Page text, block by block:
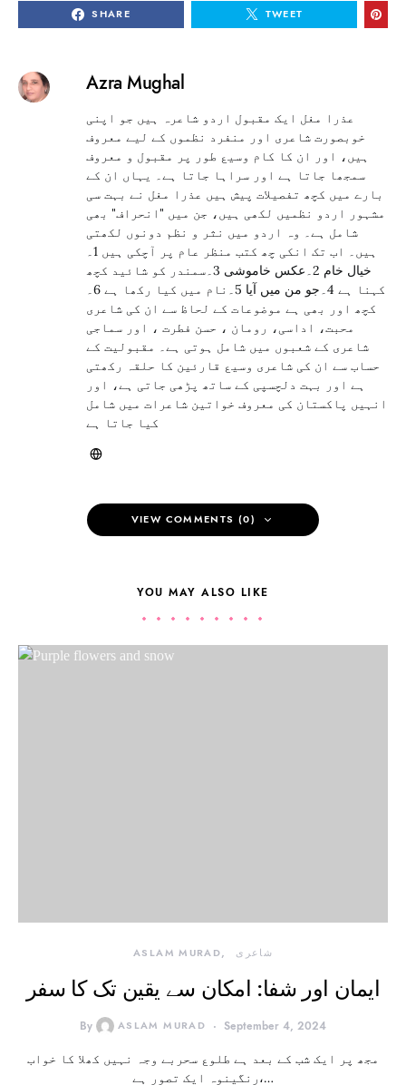
SHARE TWEET
Azra Mughal
عذرا مغل ایک مقبول اردو شاعرہ ہیں جو اپنی
خوبصورت شاعری اور منفرد نظموں کے لیے معروف
ہیں، اور ان کا کام وسیع طور پر مقبول و معروف
سمجھا جاتا ہے اور سراہا جاتا ہے۔ یہاں ان کے
بارے میں کچھ تفصیلات پیش ہیں عذرا مغل نے بہت سی
مشہور اردو نظمیں لکھی ہیں، جن میں "انحراف" بھی
شامل ہے۔ وہ اردو میں نثر و نظم دونوں لکھتی
ہیں۔ اب تک انکی چھ کتب منظر عام پر آچکی ہیں 1۔
خیال خام 2۔عکس خاموشی 3۔سمندر کو شائید کچھ
کہنا ہے 4۔جو من میں آیا 5۔نام میں کیا رکھا ہے 6۔
کچھ اور بھی ہے موضوعات کے لحاظ سے ان کی شاعری
محبت، اداسی، رومان ، حسن فطرت ، اور سماجی
شاعری کے شعبوں میں شامل ہوتی ہے۔ مقبولیت کے
حساب سے ان کی شاعری وسیع قارئین کا حلقہ رکھتی
ہے اور بہت دلچسپی کے ساتھ پڑھی جاتی ہے، اور
انہیں پاکستان کی معروف خواتین شاعرات میں شامل
کیا جاتا ہے
VIEW COMMENTS (0)
YOU MAY ALSO LIKE
ASLAM MURAD شاعری
ایمان اور شفا: امکان سے یقین تک کا سفر
By ASLAM MURAD September 4, 2024
مجھ پر ایک شب کے بعد ہے طلوع سحربے وجہ نہیں کھلا کا خواب
رنگینوہ ایک تصور ہے،…